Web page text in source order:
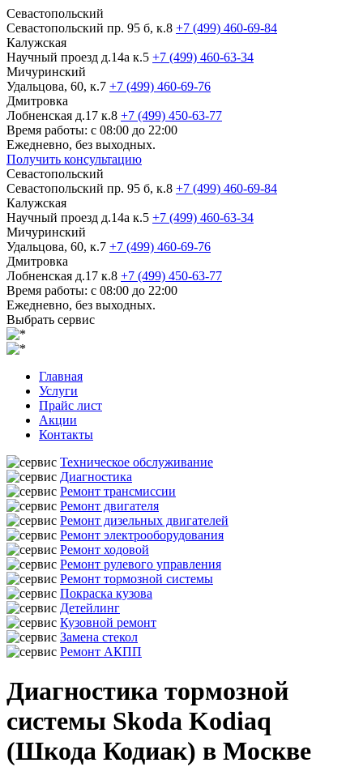
Севастопольский
Севастопольский пр. 95 б, к.8 +7 (499) 460-69-84
Калужская
Научный проезд д.14а к.5 +7 (499) 460-63-34
Мичуринский
Удальцова, 60, к.7 +7 (499) 460-69-76
Дмитровка
Лобненская д.17 к.8 +7 (499) 450-63-77
Время работы: с 08:00 до 22:00
Ежедневно, без выходных.
Получить консультацию
Севастопольский
Севастопольский пр. 95 б, к.8 +7 (499) 460-69-84
Калужская
Научный проезд д.14а к.5 +7 (499) 460-63-34
Мичуринский
Удальцова, 60, к.7 +7 (499) 460-69-76
Дмитровка
Лобненская д.17 к.8 +7 (499) 450-63-77
Время работы: с 08:00 до 22:00
Ежедневно, без выходных.
Выбрать сервис
Главная
Услуги
Прайс лист
Акции
Контакты
Техническое обслуживание
Диагностика
Ремонт трансмиссии
Ремонт двигателя
Ремонт дизельных двигателей
Ремонт электрооборудования
Ремонт ходовой
Ремонт рулевого управления
Ремонт тормозной системы
Покраска кузова
Детейлинг
Кузовной ремонт
Замена стекол
Ремонт АКПП
Диагностика тормозной
системы Skoda Kodiaq
(Шкода Кодиак) в Москве